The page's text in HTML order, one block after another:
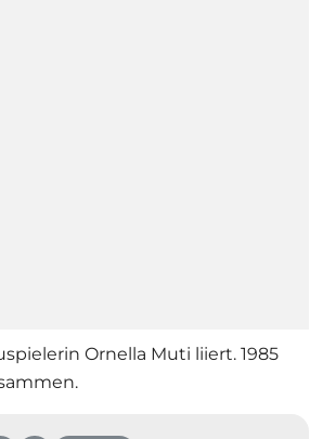
Ornella Muti liiert. 1985